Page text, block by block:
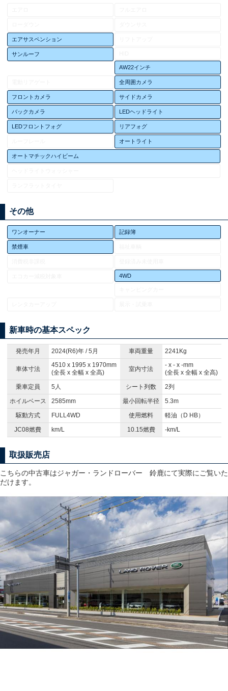
エアサスペンション
サンルーフ
AW22インチ
全周囲カメラ
フロントカメラ サイドカメラ
バックカメラ LEDヘッドライト
LEDフロントフォグ リアフォグ
オートライト
オートマチックハイビーム
その他
ワンオーナー 記録簿
禁煙車
4WD
新車時の基本スペック
発売年月 2024(R6)年 / 5月 車両重量 2241Kg
車体寸法
4510 x 1995 x 1970mm
(全長 x 全幅 x 全高)
室内寸法
- x - x -mm
(全長 x 全幅 x 全高)
乗車定員
5人 シート列数
2列
ホイルベース
2585mm 最小回転半径
5.3m
駆動方式
FULL4WD 使用燃料
軽油（D HB）
JC08燃費
km/L 10.15燃費 -km/L
取扱販売店
こちらの中古車はジャガー・ランドローバー 鈴鹿にて実際にご覧いた
だけます。